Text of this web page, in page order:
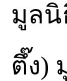
มูลนิ
ตึ๊ง)